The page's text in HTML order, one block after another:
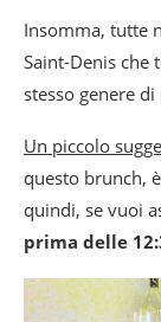
Insomma, tutte
Saint-Denis che
stesso genere di
Un piccolo
questo brunch,
quindi, se vuoi
prima delle